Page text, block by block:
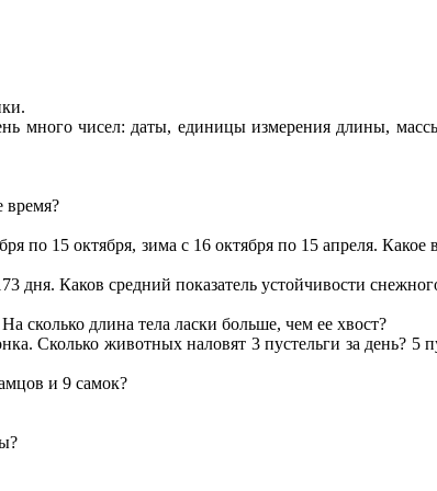
много чисел: даты, единицы измерения длины,
время?
по 15 октября, зима с 16 октября по 15 апреля. Какое
Каков средний показатель устойчивости
сколько длина тела ласки больше, чем ее хвост?
Сколько животных наловят 3 пустельги за день? 5
и 9 самок?